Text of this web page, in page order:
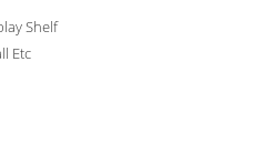
Shelf
Etc